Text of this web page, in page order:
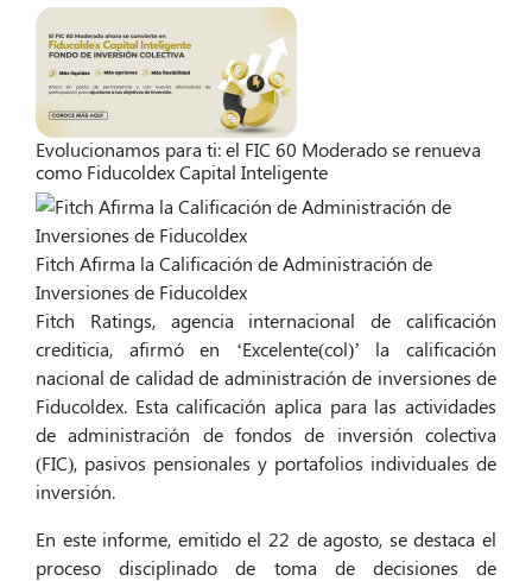
Evolucionamos para ti: el FIC 60 Moderado se renueva
como Fiducoldex Capital Inteligente
Fitch Afirma la Calificación de Administración de
Inversiones de Fiducoldex
Fitch Ratings, agencia internacional de calificación
crediticia, afirmó en ‘Excelente(col)’ la calificación
nacional de calidad de administración de inversiones de
Fiducoldex. Esta calificación aplica para las actividades
de administración de fondos de inversión colectiva
(FIC), pasivos pensionales y portafolios individuales de
inversión.
En este informe, emitido el 22 de agosto, se destaca el
proceso disciplinado de toma de decisiones de